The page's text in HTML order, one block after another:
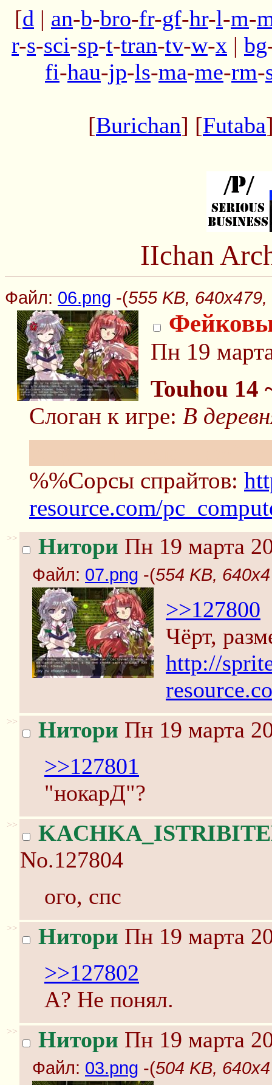
[d | an-b-bro-fr-gf-hr-l-m-
r-s-sci-sp-t-tran-tv-w-x | bg
fi-hau-jp-ls-ma-me-rm-
[Burichan] [Futaba
IIchan
Файл: 06.png -(555 KB, 640x479,
Пн 19
Touhou 14
Слоган к игре: В
%%Сорсы спрайтов:
resource.com/
>> Нитори Пн 19 марта
Файл: 07.png -(554 KB,
>>127800
Чёрт,
http://
>> Нитори Пн 19 марта
>>127801
"нокарД"?
>>
No.127804
ого, спс
>> Нитори Пн 19 марта
>>127802
А? Не понял.
>> Нитори Пн 19 марта
Файл: 03.png -(504 KB,